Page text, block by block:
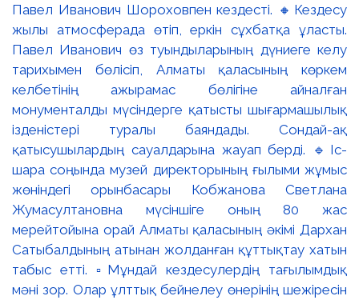
Павел Иванович Шороховпен кездесті. 🔸Кездесу
жылы атмосферада өтіп, еркін сұхбатқа ұласты.
Павел Иванович өз туындыларының дүниеге келу
тарихымен бөлісіп, Алматы қаласының көркем
келбетінің ажырамас бөлігіне айналған
монументалды мүсіндерге қатысты шығармашылық
ізденістері туралы баяндады. Сондай-ақ
қатысушылардың сауалдарына жауап берді. 🔹Іс-
шара соңында музей директорының ғылыми жұмыс
жөніндегі орынбасары Кобжанова Светлана
Жумасултановна мүсіншіге оның 80 жас
мерейтойына орай Алматы қаласының әкімі Дархан
Сатыбалдының атынан жолданған құттықтау хатын
табыс етті. ▫️Мұндай кездесулердің тағылымдық
мәні зор. Олар ұлттық бейнелеу өнерінің шежіресін